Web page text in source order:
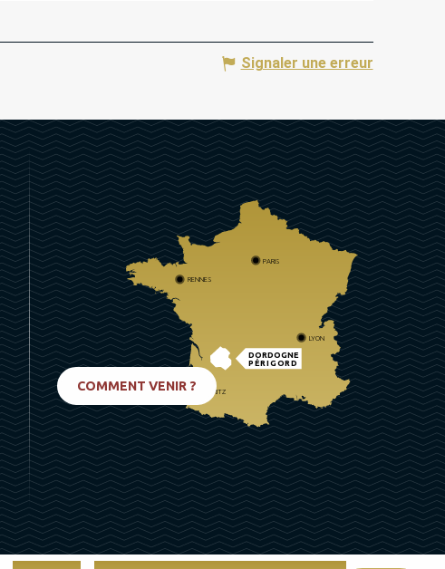
Signaler une erreur
DORDOGNE
PÉRIGORD
PARIS
RENNES
LYON
BIARRITZ
COMMENT VENIR ?